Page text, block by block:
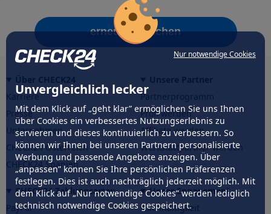
Nur notwendige Cookies
Unvergleichlich lecker
Mit dem Klick auf „geht klar” ermöglichen Sie uns Ihnen
über Cookies ein verbessertes Nutzungserlebnis zu
servieren und dieses kontinuierlich zu verbessern. So
können wir Ihnen bei unseren Partnern personalisierte
Werbung und passende Angebote anzeigen. Über
„anpassen” können Sie Ihre persönlichen Präferenzen
festlegen. Dies ist auch nachträglich jederzeit möglich. Mit
dem Klick auf „Nur notwendige Cookies” werden lediglich
technisch notwendige Cookies gespeichert.
erneut versuchen
Karriere
Presse
Unternehmen
CHECK24 Österreich
CHECK24 Spanien
Partnerprogramm
Profi werden
Affiliate werden
Werkstattpartner werden
CHECK24 Zahlungsarten
PayPal
Unser Engagement
Nachhaltigkeit